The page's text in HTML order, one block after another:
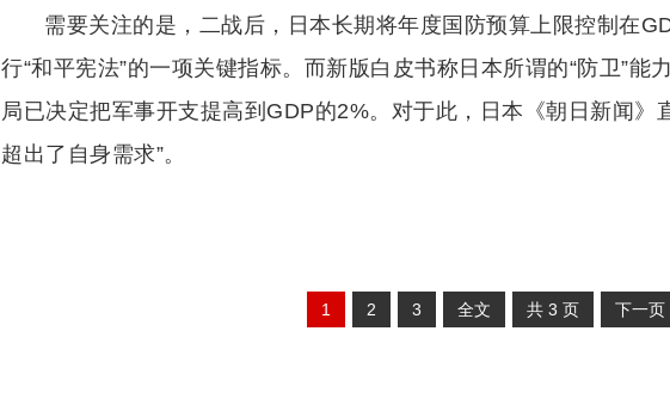
需要关注的是，二战后，日本长期将年度国防预算上限控制在
行“和平宪法”的一项关键指标。而新版白皮书称日本所谓的“防卫”能
局已决定把军事开支提高到GDP的2%。对于此，日本《朝日新闻》
超出了自身需求”。
1 2 3 全文 共 3 页 下一页